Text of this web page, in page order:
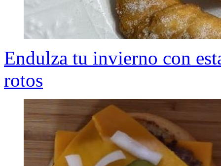
Endulza tu invierno con
rotos